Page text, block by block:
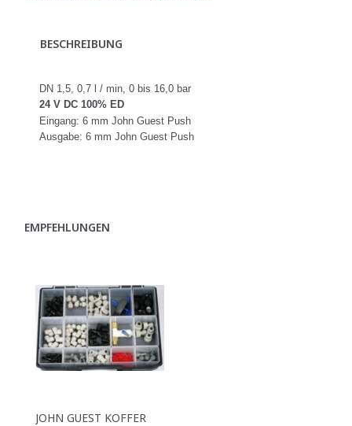
BESCHREIBUNG
DN 1,5, 0,7 l / min, 0 bis 16,0 bar
24 V DC 100% ED
Eingang: 6 mm John Guest Push
Ausgabe: 6 mm John Guest Push
EMPFEHLUNGEN
JOHN GUEST KOFFER